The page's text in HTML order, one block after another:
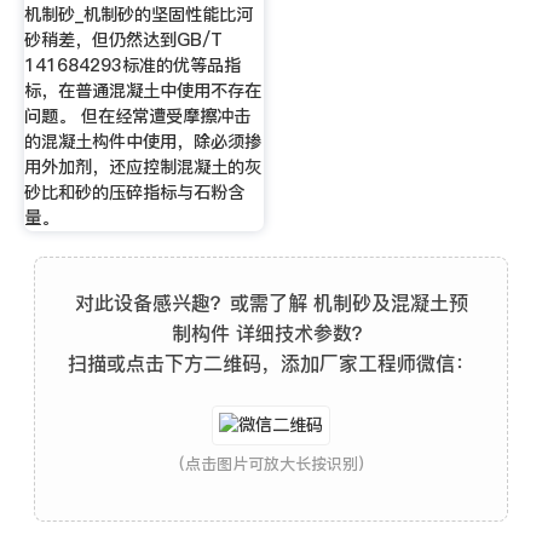
机制砂_机制砂的坚固性能比河
砂稍差，但仍然达到GB/T
141684293标准的优等品指
标，在普通混凝土中使用不存在
问题。 但在经常遭受摩擦冲击
的混凝土构件中使用，除必须掺
用外加剂，还应控制混凝土的灰
砂比和砂的压碎指标与石粉含
量。
对此设备感兴趣？或需了解 机制砂及混凝土预
制构件 详细技术参数？
扫描或点击下方二维码，添加厂家工程师微信：
(点击图片可放大长按识别)